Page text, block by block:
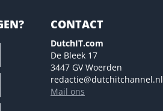
CONTACT
DutchIT.com
De Bleek 17
3447 GV Woerden
redactie@dutchitchannel.nl
Mail ons